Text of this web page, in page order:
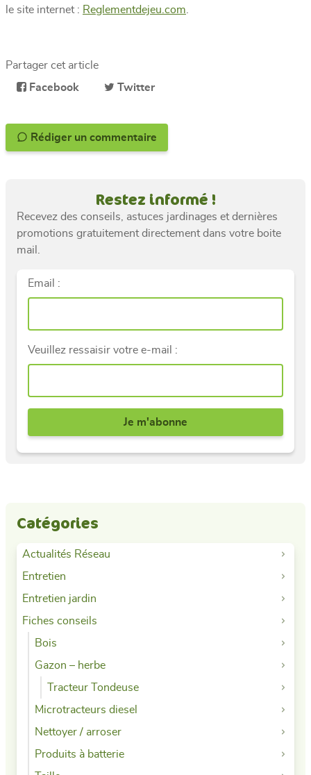
le site internet : Reglementdejeu.com.
Partager cet article
Facebook
Twitter
Rédiger un commentaire
Restez informé !
Recevez des conseils, astuces jardinages et dernières
promotions gratuitement directement dans votre boite
mail.
Email :
Veuillez ressaisir votre e-mail :
Catégories
Actualités Réseau
Entretien
Entretien jardin
Fiches conseils
Bois
Gazon – herbe
Tracteur Tondeuse
Microtracteurs diesel
Nettoyer / arroser
Produits à batterie